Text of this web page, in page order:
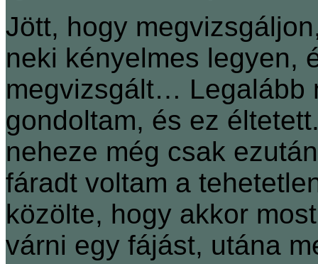
Jött, hogy
neki kényelmes legyen,
megvizsgált… Legalább
gondoltam, és ez
neheze még csak
fáradt voltam a
közölte, hogy akkor
várni egy fájást, utána